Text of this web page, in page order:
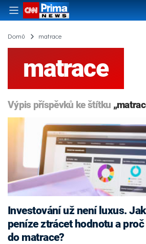
Domů matrace
matrace
Výpis příspěvků ke štítku
Investování už není luxus.
peníze ztrácet hodnotu a
do matrace?